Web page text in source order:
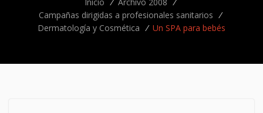
Campañas dirigidas a profesionales sanitarios /
Dermatología y Cosmética / Un SPA para bebés